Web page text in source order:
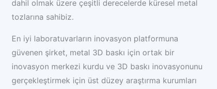
dahil olmak üzere çeşitli derecelerde küresel metal
tozlarına sahibiz.
En iyi laboratuvarların inovasyon platformuna
güvenen şirket, metal 3D baskı için ortak bir
inovasyon merkezi kurdu ve 3D baskı inovasyonunu
gerçekleştirmek için üst düzey araştırma kurumları